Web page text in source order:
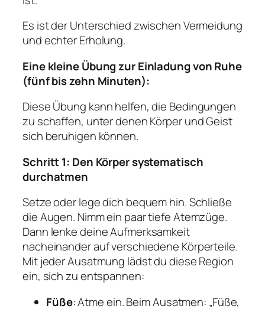
Es ist der Unterschied zwischen Vermeidung
und echter Erholung.
Eine kleine Übung zur Einladung von Ruhe
(fünf bis zehn Minuten):
Diese Übung kann helfen, die Bedingungen
zu schaffen, unter denen Körper und Geist
sich beruhigen können.
Schritt 1: Den Körper systematisch
durchatmen
Setze oder lege dich bequem hin. Schließe
die Augen. Nimm ein paar tiefe Atemzüge.
Dann lenke deine Aufmerksamkeit
nacheinander auf verschiedene Körperteile.
Mit jeder Ausatmung lädst du diese Region
ein, sich zu entspannen:
Füße: Atme ein. Beim Ausatmen: „Füße,